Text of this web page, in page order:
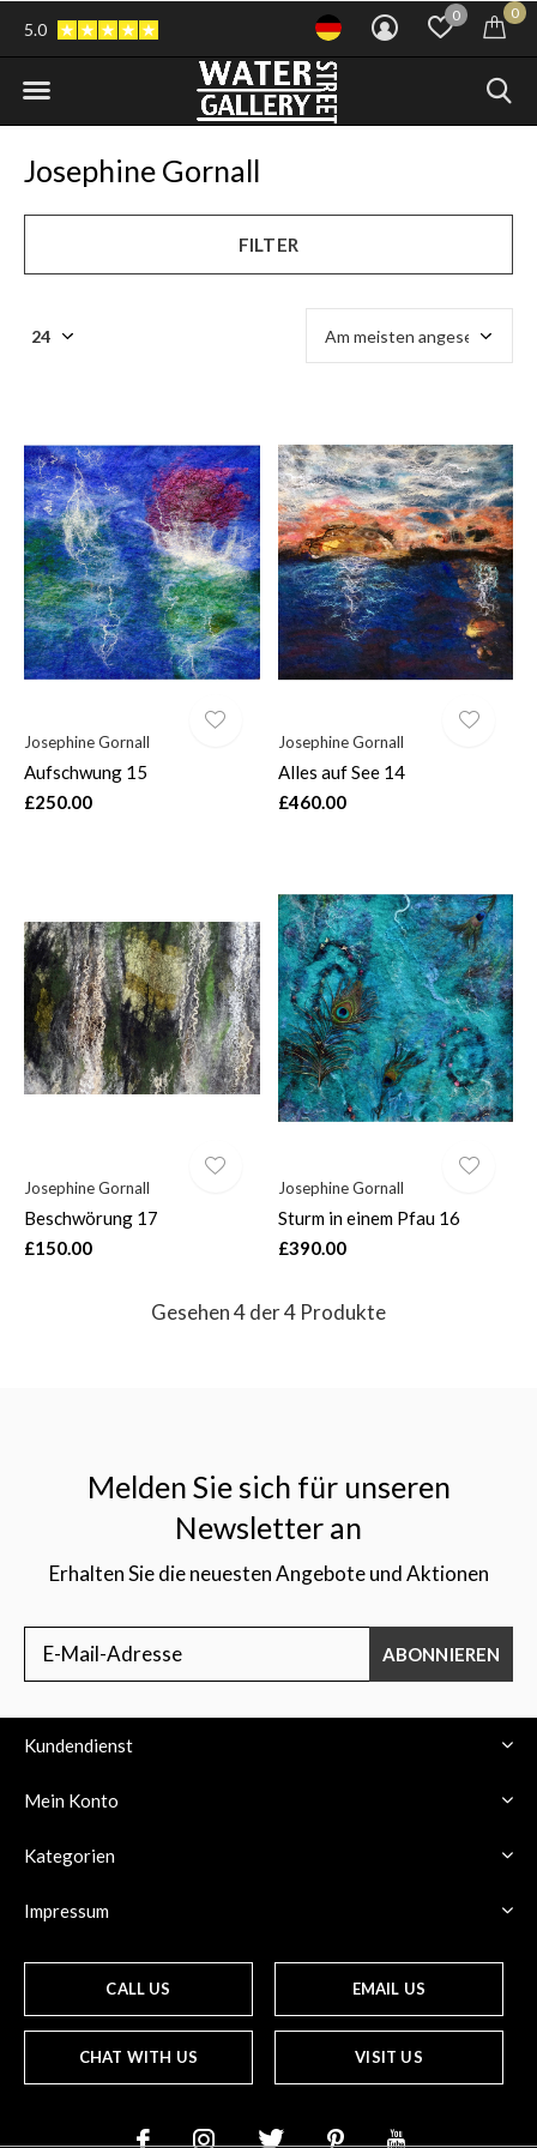
0 0
5.0
Josephine Gornall
FILTER
Josephine Gornall
Aufschwung 15
£250.00
Josephine Gornall
Alles auf See 14
£460.00
Josephine Gornall
Beschwörung 17
£150.00
Josephine Gornall
Sturm in einem Pfau 16
£390.00
Gesehen 4 der 4 Produkte
Melden Sie sich für unseren
Newsletter an
Erhalten Sie die neuesten Angebote und Aktionen
ABONNIEREN
Kundendienst
Mein Konto
Kategorien
Impressum
CALL US EMAIL US
CHAT WITH US VISIT US